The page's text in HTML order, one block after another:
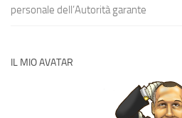
personale dell’Autorità garante
IL MIO AVATAR